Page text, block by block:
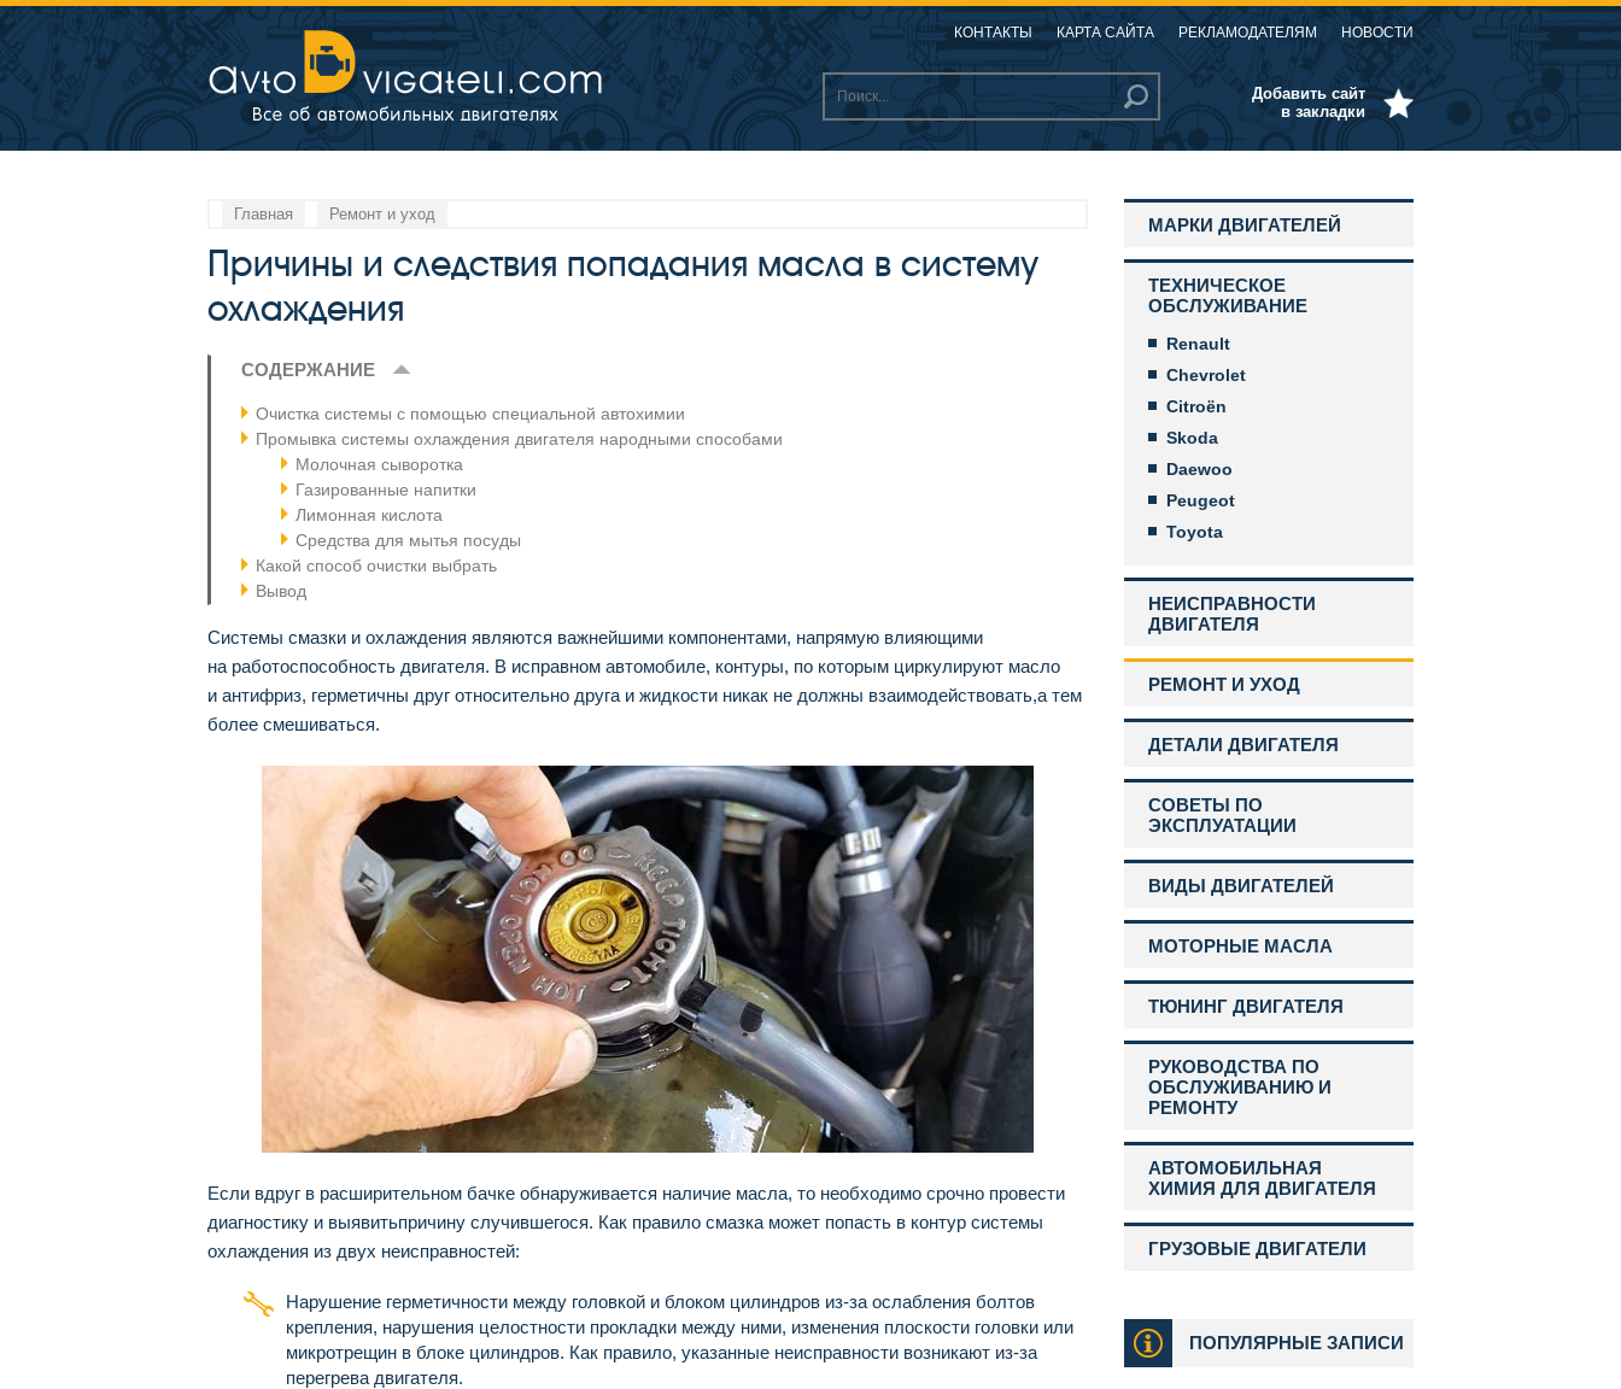
Добавить сайт
в закладки
КОНТАКТЫ КАРТА САЙТА РЕКЛАМОДАТЕЛЯМ НОВОСТИ
Главная Ремонт и уход
Причины и следствия попадания масла в систему
охлаждения
СОДЕРЖАНИЕ
Очистка системы с помощью специальной автохимии
Промывка системы охлаждения двигателя народными способами
Молочная сыворотка
Газированные напитки
Лимонная кислота
Средства для мытья посуды
Какой способ очистки выбрать
Вывод
Системы смазки и охлаждения являются важнейшими компонентами, напрямую влияющими
на работоспособность двигателя. В исправном автомобиле, контуры, по которым циркулируют масло
и антифриз, герметичны друг относительно друга и жидкости никак не должны взаимодействовать,а тем
более смешиваться.
Если вдруг в расширительном бачке обнаруживается наличие масла, то необходимо срочно провести
диагностику и выявитьпричину случившегося. Как правило смазка может попасть в контур системы
охлаждения из двух неисправностей:
Нарушение герметичности между головкой и блоком цилиндров из-за ослабления болтов
крепления, нарушения целостности прокладки между ними, изменения плоскости головки или
микротрещин в блоке цилиндров. Как правило, указанные неисправности возникают из-за
перегрева двигателя.
МАРКИ ДВИГАТЕЛЕЙ
ТЕХНИЧЕСКОЕ
ОБСЛУЖИВАНИЕ
Renault
Chevrolet
Citroën
Skoda
Daewoo
Peugeot
Toyota
НЕИСПРАВНОСТИ
ДВИГАТЕЛЯ
РЕМОНТ И УХОД
ДЕТАЛИ ДВИГАТЕЛЯ
СОВЕТЫ ПО
ЭКСПЛУАТАЦИИ
ВИДЫ ДВИГАТЕЛЕЙ
МОТОРНЫЕ МАСЛА
ТЮНИНГ ДВИГАТЕЛЯ
РУКОВОДСТВА ПО
ОБСЛУЖИВАНИЮ И
РЕМОНТУ
АВТОМОБИЛЬНАЯ
ХИМИЯ ДЛЯ ДВИГАТЕЛЯ
ГРУЗОВЫЕ ДВИГАТЕЛИ
ПОПУЛЯРНЫЕ ЗАПИСИ